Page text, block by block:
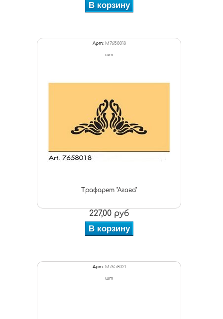
В корзину
Арт: M7658018
шт
Трафарет "Агава"
227,00 руб
В корзину
Арт: M7658021
шт